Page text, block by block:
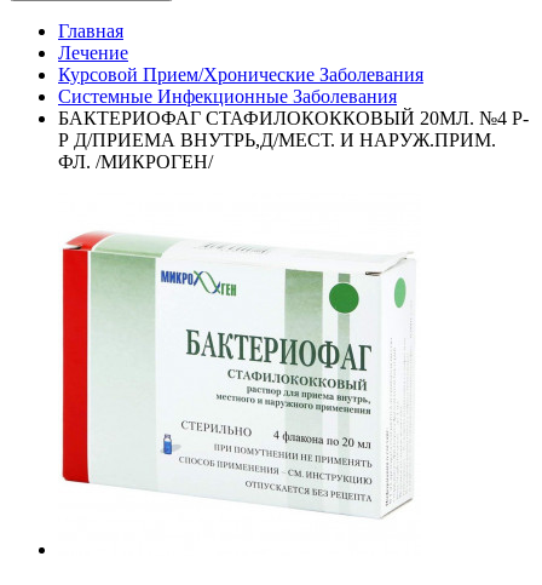
Главная
Лечение
Курсовой Прием/Хронические Заболевания
Системные Инфекционные Заболевания
БАКТЕРИОФАГ СТАФИЛОКОККОВЫЙ 20МЛ. №4 Р-
Р Д/ПРИЕМА ВНУТРЬ,Д/МЕСТ. И НАРУЖ.ПРИМ.
ФЛ. /МИКРОГЕН/